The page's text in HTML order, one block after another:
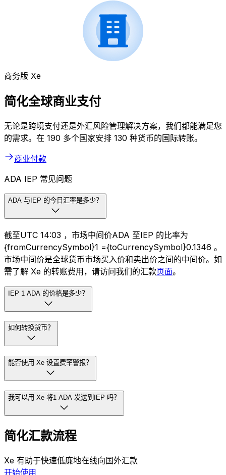
商务版 Xe
简化全球商业支付
无论是跨境支付还是外汇风险管理解决方案，我们都能满足您
的需求。在 190 多个国家安排 130 种货币的国际转账。
商业付款
ADA IEP 常见问题
ADA 与IEP 的今日汇率是多少？
截至UTC 14:03 ，市场中间价ADA 至IEP 的比率为
{fromCurrencySymbol}1 ={toCurrencySymbol}0.1346 。
市场中间价是全球货币市场买入价和卖出价之间的中间价。如
需了解 Xe 的转账费用，请访问我们的汇款页面。
IEP 1 ADA 的价格是多少？
如何转换货币？
能否使用 Xe 设置费率警报？
我可以用 Xe 将1 ADA 发送到IEP 吗？
简化汇款流程
Xe 有助于快速低廉地在线向国外汇款
开始使用